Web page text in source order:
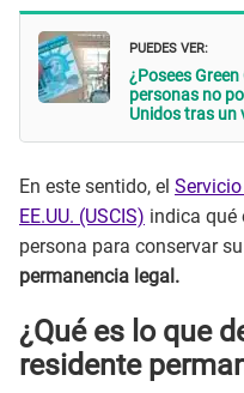
PUEDES VER:
¿Posees
personas no
Unidos tras un
En este sentido, el
EE.UU. (USCIS) indica qué
persona para conservar su
permanencia legal.
¿Qué es lo que
residente